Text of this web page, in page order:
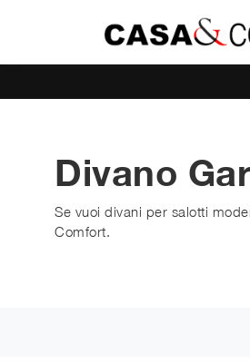
Divano
Se vuoi divani per salotti
Comfort.